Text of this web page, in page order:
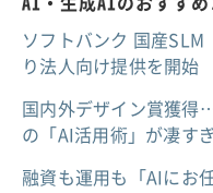
ソフトバンク 国産
り法人向け提供を開始
国内外デザイン賞獲得
の「AI活用術」が凄す
融資も運用も「AIにお